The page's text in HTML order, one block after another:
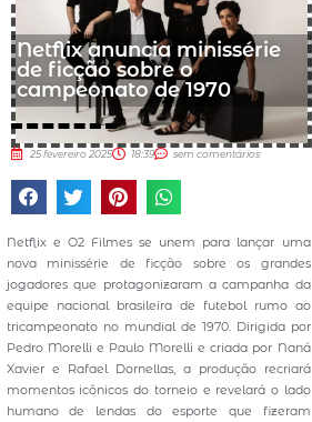
Netflix anuncia minissérie
de ficção sobre o
campeonato de 1970
25 fevereiro 2025 18:39 sem comentários
Netflix e O2 Filmes se unem para lançar uma
nova minissérie de ficção sobre os grandes
jogadores que protagonizaram a campanha da
equipe nacional brasileira de futebol rumo ao
tricampeonato no mundial de 1970. Dirigida por
Pedro Morelli e Paulo Morelli e criada por Naná
Xavier e Rafael Dornellas, a produção recriará
momentos icônicos do torneio e revelará o lado
humano de lendas do esporte que fizeram